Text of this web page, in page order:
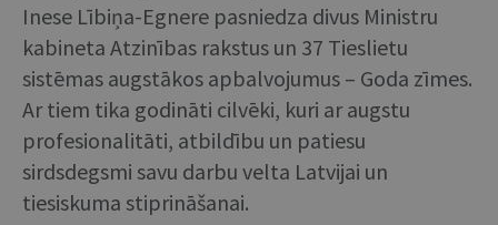
Inese Lībiņa-Egnere pasniedza divus Ministru
kabineta Atzinības rakstus un 37 Tieslietu
sistēmas augstākos apbalvojumus – Goda zīmes.
Ar tiem tika godināti cilvēki, kuri ar augstu
profesionalitāti, atbildību un patiesu
sirdsdegsmi savu darbu velta Latvijai un
tiesiskuma stiprināšanai.